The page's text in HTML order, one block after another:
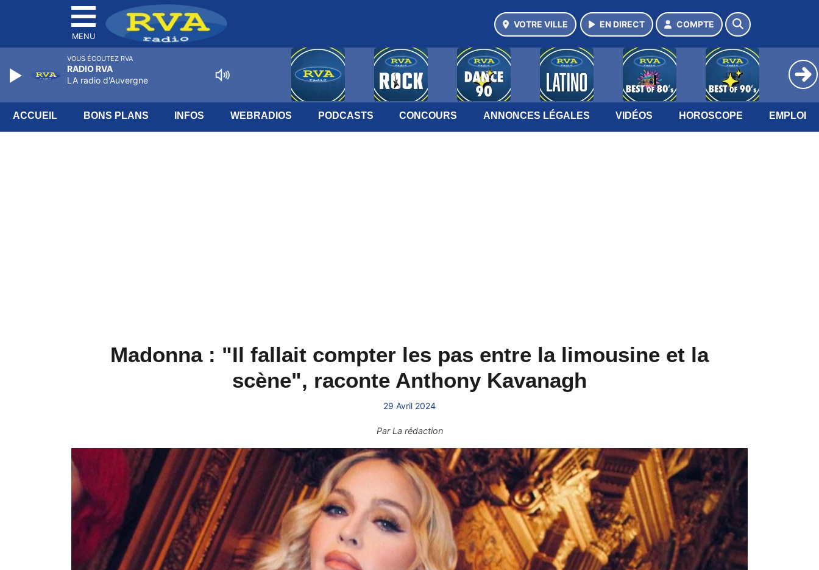
MENU
VOTRE VILLE EN DIRECT COMPTE
ACCUEIL BONS PLANS INFOS WEBRADIOS PODCASTS CONCOURS ANNONCES LÉGALES VIDÉOS HOROSCOPE EMPLOI
Madonna : "Il fallait compter les pas entre la limousine et la
scène", raconte Anthony Kavanagh
29 Avril 2024
ParLa rédaction
VOUS ÉCOUTEZ RVA
RADIO RVA
LA radio d'Auvergne